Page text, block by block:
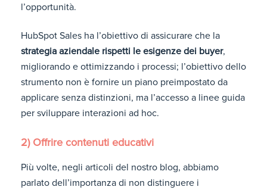
l’opportunità.
HubSpot Sales ha l’obiettivo di assicurare che la
strategia aziendale rispetti le esigenze dei buyer,
migliorando e ottimizzando i processi; l’obiettivo dello
strumento non è fornire un piano preimpostato da
applicare senza distinzioni, ma l’accesso a linee guida
per sviluppare interazioni ad hoc.
2) Offrire contenuti educativi
Più volte, negli articoli del nostro blog, abbiamo
parlato dell’importanza di non distinguere i